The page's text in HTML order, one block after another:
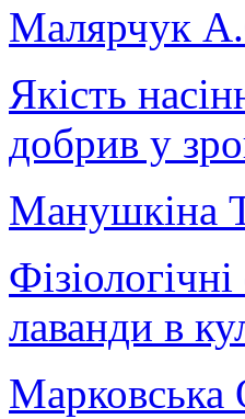
Малярчук
Якість
добрив у
Манушкіна
лаванди в